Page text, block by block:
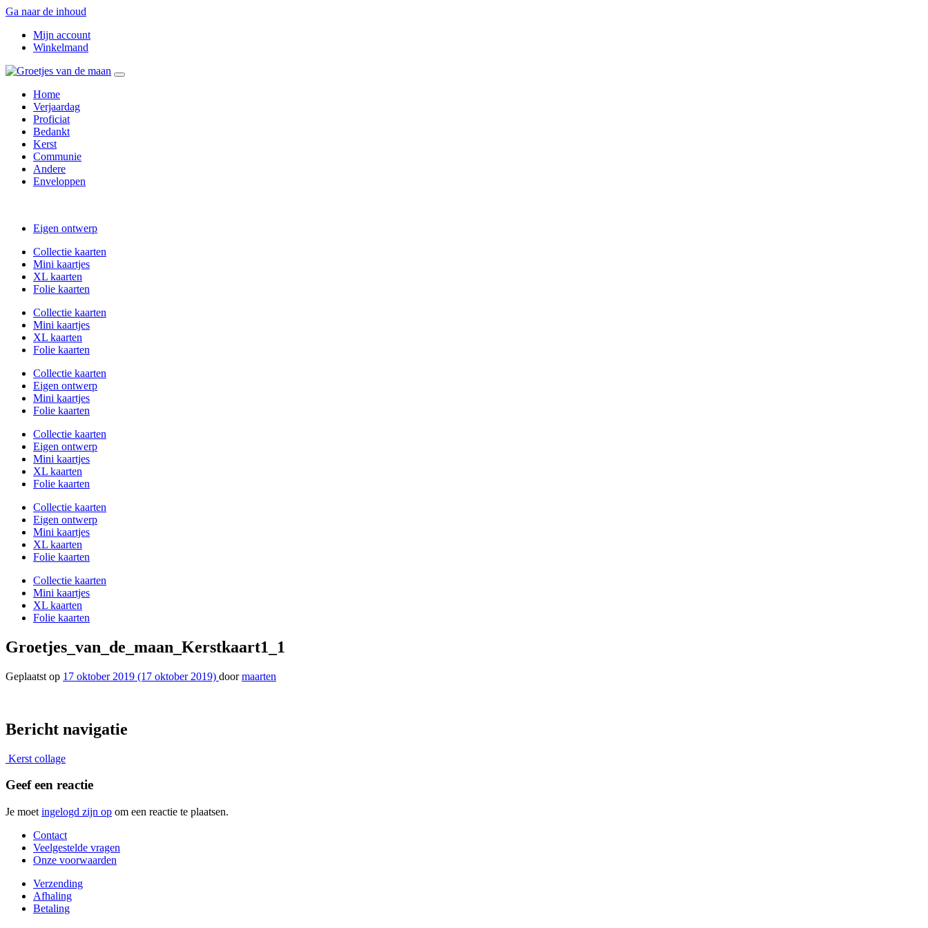
Ga naar de inhoud
Mijn account
Winkelmand
Home
Verjaardag
Proficiat
Bedankt
Kerst
Communie
Andere
Enveloppen
Eigen ontwerp
Collectie kaarten
Mini kaartjes
XL kaarten
Folie kaarten
Collectie kaarten
Mini kaartjes
XL kaarten
Folie kaarten
Collectie kaarten
Eigen ontwerp
Mini kaartjes
Folie kaarten
Collectie kaarten
Eigen ontwerp
Mini kaartjes
XL kaarten
Folie kaarten
Collectie kaarten
Eigen ontwerp
Mini kaartjes
XL kaarten
Folie kaarten
Collectie kaarten
Mini kaartjes
XL kaarten
Folie kaarten
Groetjes_van_de_maan_Kerstkaart1_1
Geplaatst op 17 oktober 2019 (17 oktober 2019) door maarten
Bericht navigatie
Kerst collage
Geef een reactie
Je moet ingelogd zijn op om een reactie te plaatsen.
Contact
Veelgestelde vragen
Onze voorwaarden
Verzending
Afhaling
Betaling